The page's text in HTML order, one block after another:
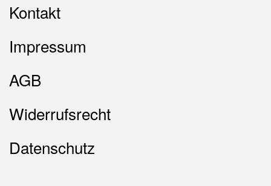
Kontakt
Impressum
AGB
Widerrufsrecht
Datenschutz